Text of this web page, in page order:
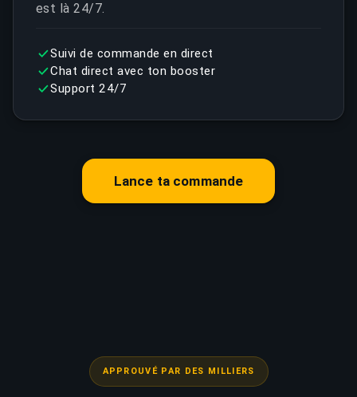
est là 24/7.
Suivi de commande en direct
Chat direct avec ton booster
Support 24/7
Lance ta commande
APPROUVÉ PAR DES MILLIERS